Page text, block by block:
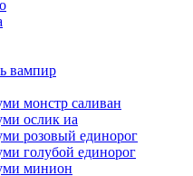
вампир
монстр саливан
ослик иа
розовый единорог
голубой единорог
минион